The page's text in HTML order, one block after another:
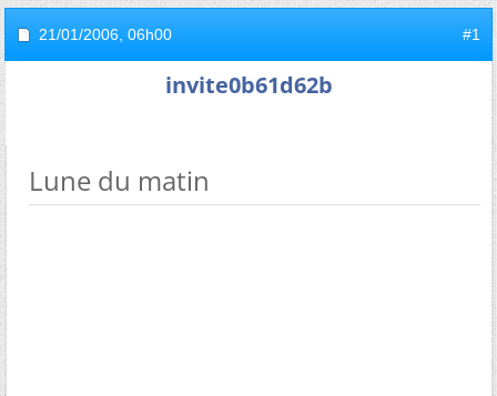
21/01/2006, 06h00 #1
invite0b61d62b
Lune du matin